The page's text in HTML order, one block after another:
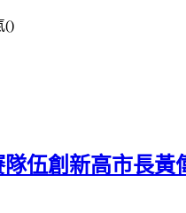
()
伍創新高市長